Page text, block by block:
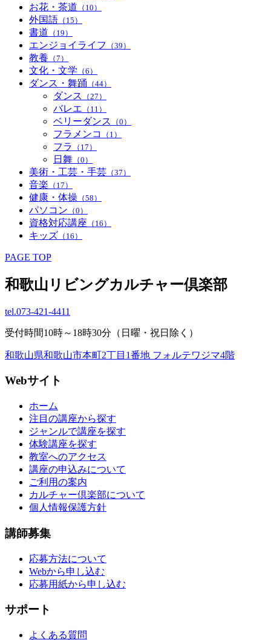
お花・茶道 （10）
外国語 （15）
書道 （19）
エンジョイライフ （39）
教養 （7）
文化・文学 （6）
ダンス・舞踊 （44）
ダンス （27）
バレエ （11）
ベリーダンス （0）
フラメンコ （1）
フラ （17）
日舞 （0）
美術・工芸・手芸 （37）
音楽 （17）
健康・体操 （58）
パソコン （0）
資格対応講座 （16）
キッズ （16）
PAGE TOP
和歌山リビングカルチャー倶楽部
tel.073-421-4411
受付時間10時～18時30分（日曜・祝日除く）
和歌山県和歌山市本町2丁目1番地 フォルテワジマ4階
Webサイト
ホーム
注目の講座から探す
ジャンルで講座を探す
体験講座を探す
教室へのアクセス
講座の申込みについて
ご利用の案内
カルチャー倶楽部について
個人情報保護方針
講師募集
応募方法について
Webから申し込む
応募用紙から申し込む
サポート
よくある質問